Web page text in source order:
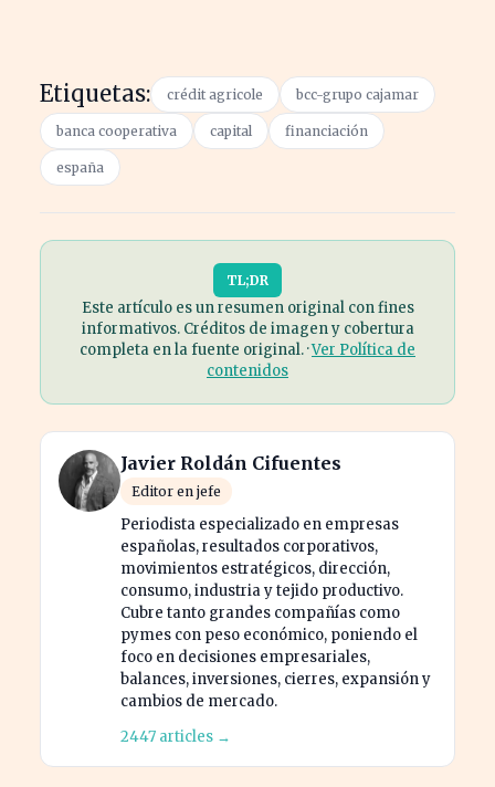
Etiquetas: crédit agricole bcc-grupo cajamar
banca cooperativa capital financiación
españa
TL;DR
Este artículo es un resumen original con fines
informativos. Créditos de imagen y cobertura
completa en la fuente original. ·Ver Política de
contenidos
Javier Roldán Cifuentes
Editor en jefe
Periodista especializado en empresas
españolas, resultados corporativos,
movimientos estratégicos, dirección,
consumo, industria y tejido productivo.
Cubre tanto grandes compañías como
pymes con peso económico, poniendo el
foco en decisiones empresariales,
balances, inversiones, cierres, expansión y
cambios de mercado.
2447 articles →